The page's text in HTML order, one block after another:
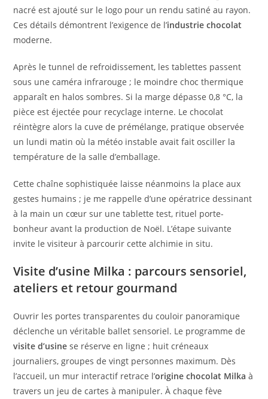
nacré est ajouté sur le logo pour un rendu satiné au rayon.
Ces détails démontrent l’exigence de l’industrie chocolat
moderne.
Après le tunnel de refroidissement, les tablettes passent
sous une caméra infrarouge ; le moindre choc thermique
apparaît en halos sombres. Si la marge dépasse 0,8 °C, la
pièce est éjectée pour recyclage interne. Le chocolat
réintègre alors la cuve de prémélange, pratique observée
un lundi matin où la météo instable avait fait osciller la
température de la salle d’emballage.
Cette chaîne sophistiquée laisse néanmoins la place aux
gestes humains ; je me rappelle d’une opératrice dessinant
à la main un cœur sur une tablette test, rituel porte-
bonheur avant la production de Noël. L’étape suivante
invite le visiteur à parcourir cette alchimie in situ.
Visite d’usine Milka : parcours sensoriel,
ateliers et retour gourmand
Ouvrir les portes transparentes du couloir panoramique
déclenche un véritable ballet sensoriel. Le programme de
visite d’usine se réserve en ligne ; huit créneaux
journaliers, groupes de vingt personnes maximum. Dès
l’accueil, un mur interactif retrace l’origine chocolat Milka à
travers un jeu de cartes à manipuler. À chaque fève